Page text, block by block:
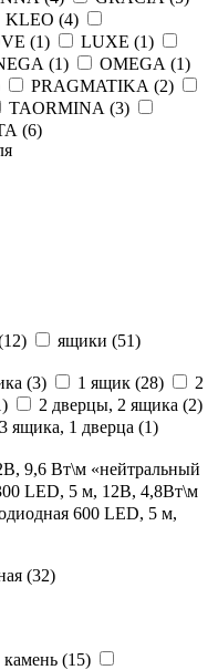
KLEO (4)
(1) LUXE (1)
(1) OMEGA (1)
PRAGMATIKA (2)
TAORMINA (3)
(6)
12) ящики (51)
(3) 1 ящик (28)
2
) 2 дверцы, 2 ящика (2)
3 ящика, 1 дверца (1)
9,6 Вт\м «нейтральный
LED, 5 м, 12В, 4,8Вт\м
600 LED, 5 м,
(32)
(15)